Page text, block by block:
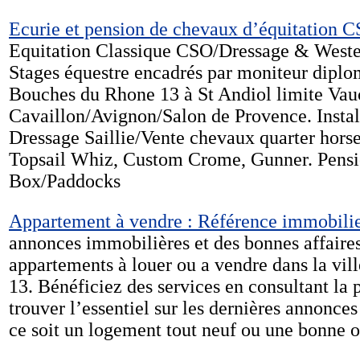
Ecurie et pension de chevaux d’équitation
Equitation Classique CSO/Dressage &
Stages équestre encadrés par moniteur
Bouches du Rhone 13 à St Andiol limite
Cavaillon/Avignon/Salon de Provence.
Dressage Saillie/Vente chevaux quarter
Topsail Whiz, Custom Crome, Gunner.
Box/Paddocks
Appartement à vendre : Référence
annonces immobilières et des bonnes
appartements à louer ou a vendre dans la
13. Bénéficiez des services en consultant la
trouver l’essentiel sur les dernières
ce soit un logement tout neuf ou une bonne